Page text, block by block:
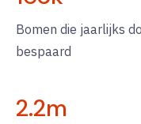
Bomen die jaarlijks
bespaard
2.2m